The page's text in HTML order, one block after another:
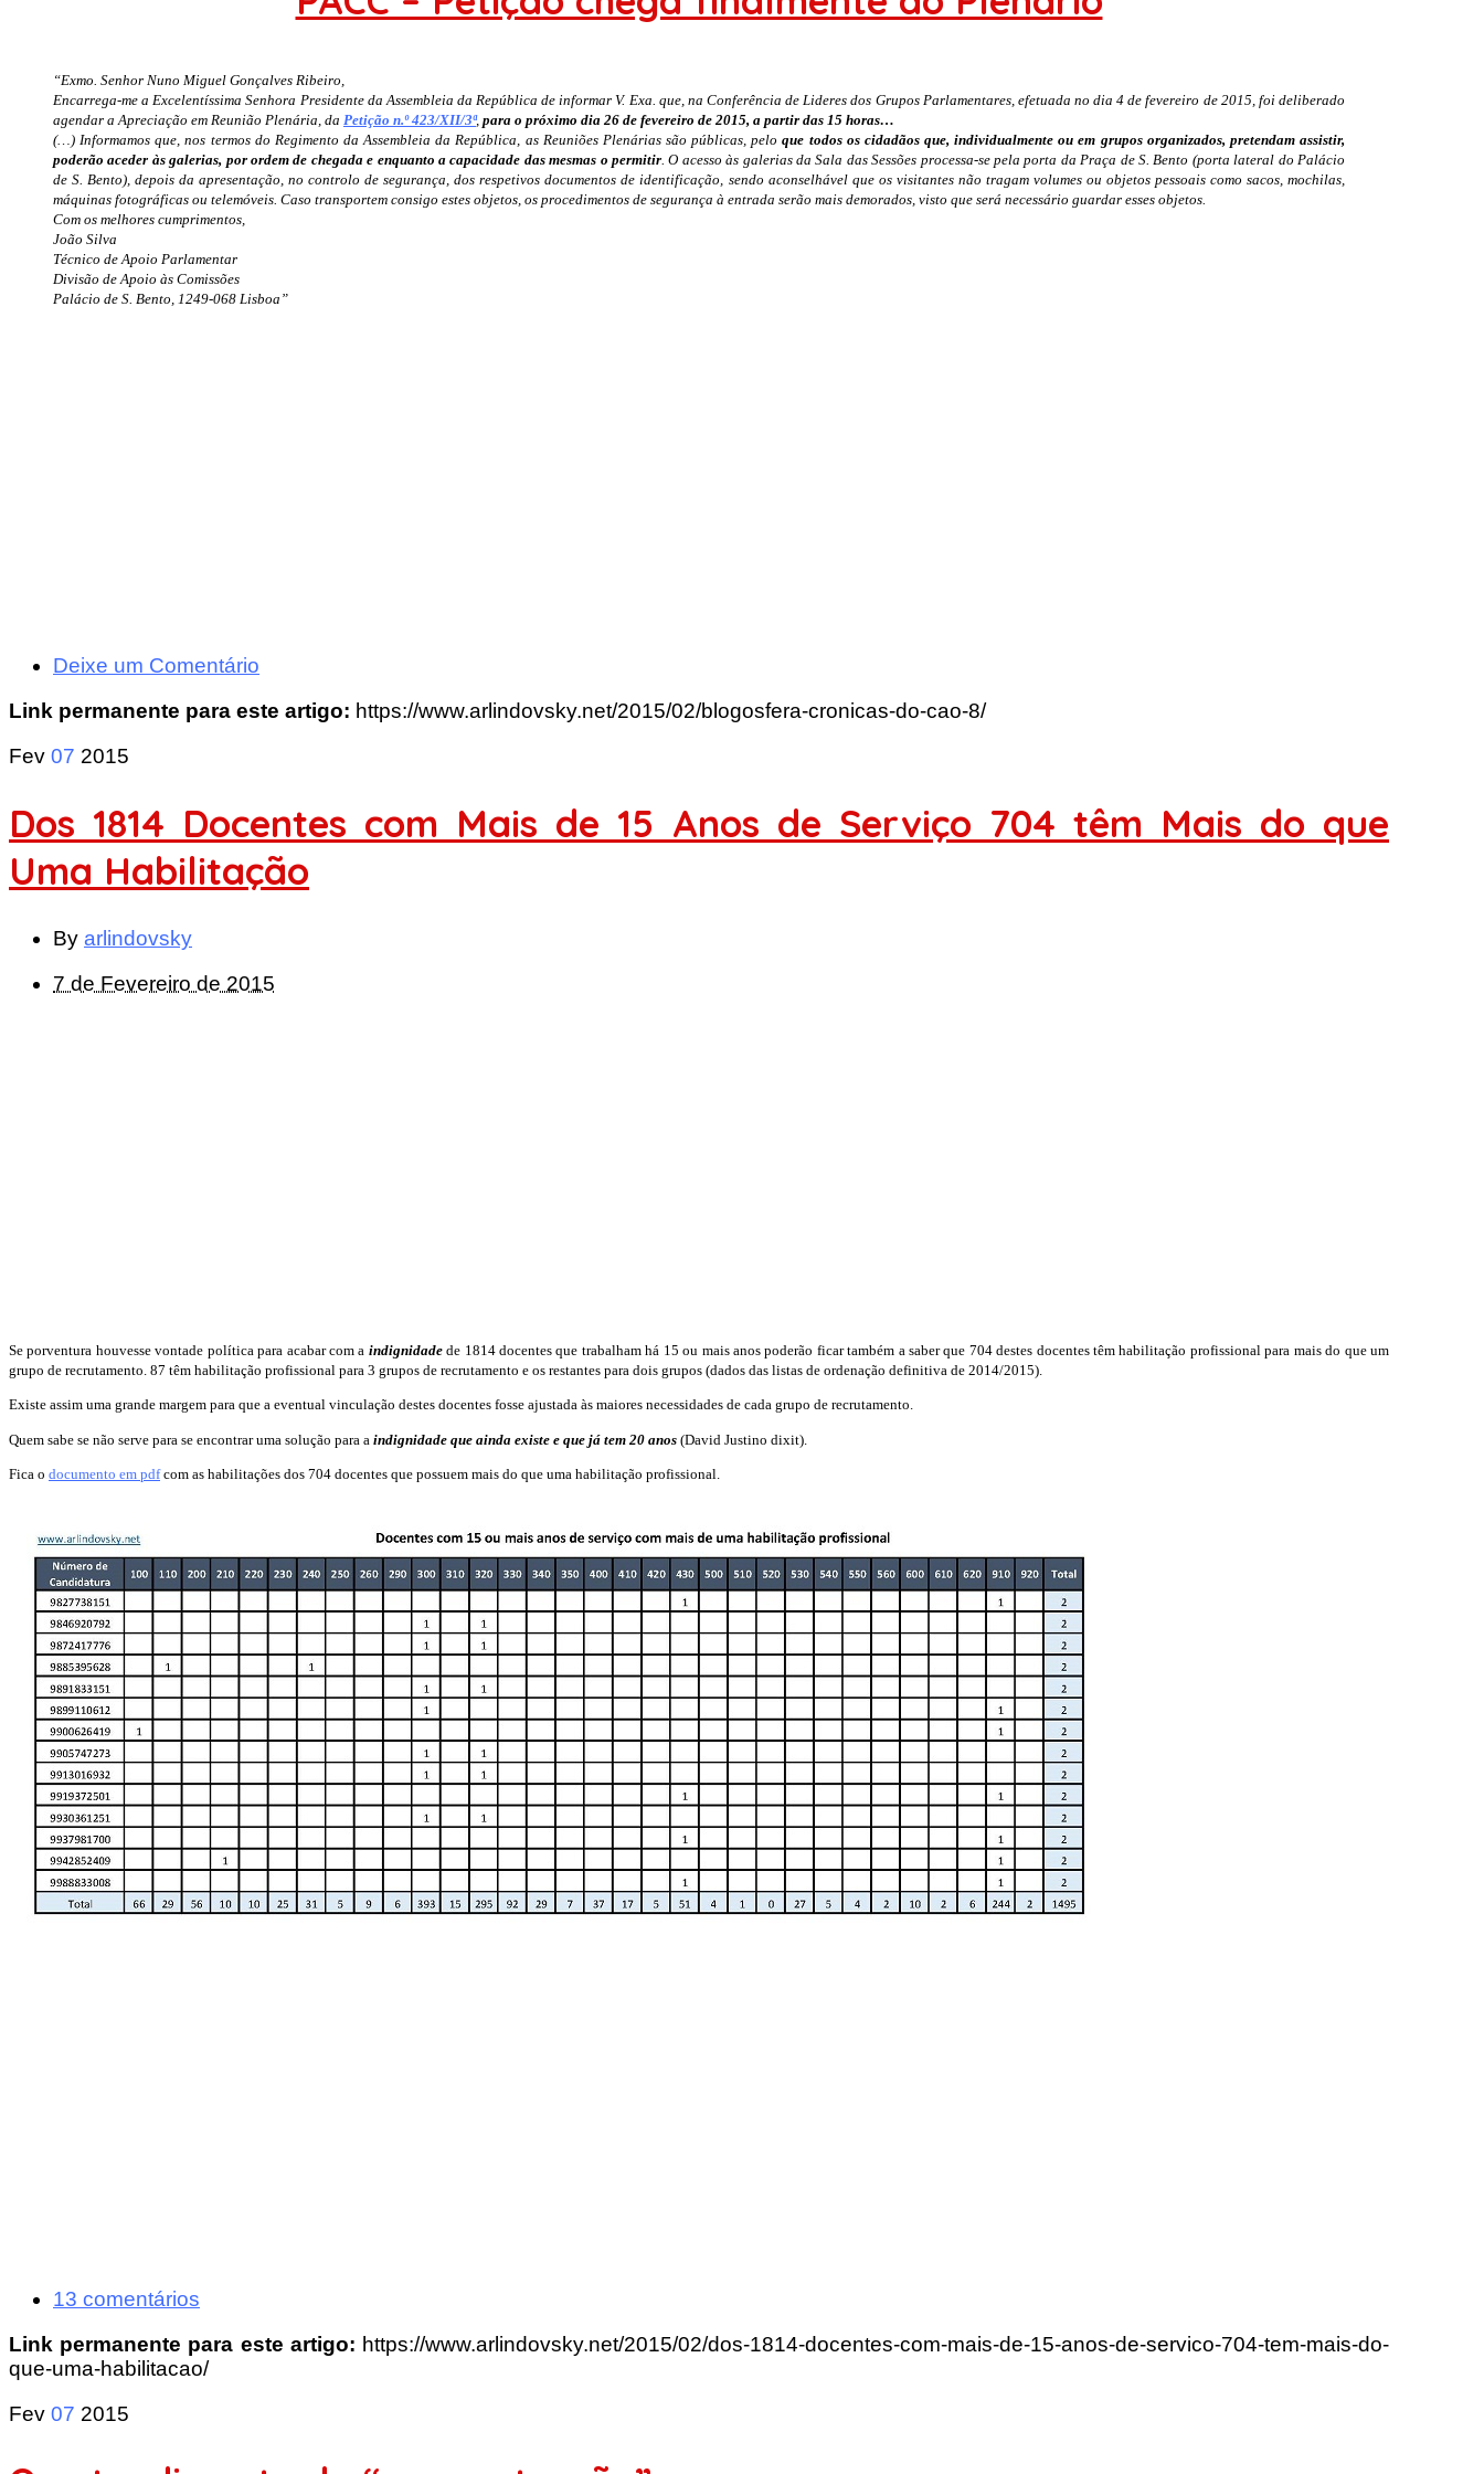
“Exmo. Senhor Nuno Miguel Gonçalves Ribeiro,
Encarrega-me a Excelentíssima Senhora Presidente da Assembleia da República de informar V. Exa. que, na Conferência de Lideres dos Grupos Parlamentares, efetuada no dia 4 de fevereiro de 2015, foi deliberado
agendar a Apreciação em Reunião Plenária, da Petição n.º 423/XII/3ª, para o próximo dia 26 de fevereiro de 2015, a partir das 15 horas…
(…) Informamos que, nos termos do Regimento da Assembleia da República, as Reuniões Plenárias são públicas, peloque todos os cidadãos que, individualmente ou em grupos organizados, pretendam assistir,
poderão aceder às galerias, por ordem de chegada e enquanto a capacidade das mesmas o permitir . O acesso às galerias da Sala das Sessões processa-se pela porta da Praça de S. Bento (porta lateral do Palácio
de S. Bento), depois da apresentação, no controlo de segurança, dos respetivos documentos de identificação, sendo aconselhável que os visitantes não tragam volumes ou objetos pessoais como sacos, mochilas,
máquinas fotográficas ou telemóveis. Caso transportem consigo estes objetos, os procedimentos de segurança à entrada serão mais demorados, visto que será necessário guardar esses objetos.
Com os melhores cumprimentos,
João Silva
Técnico de Apoio Parlamentar
Divisão de Apoio às Comissões
Palácio de S. Bento, 1249-068 Lisboa”
Deixe um Comentário
Link permanente para este artigo: https://www.arlindovsky.net/2015/02/blogosfera-cronicas-do-cao-8/
Fev 07 2015
Dos 1814 Docentes com Mais de 15 Anos de Serviço 704 têm Mais do que
Uma Habilitação
By arlindovsky
7 de Fevereiro de 2015
Se porventura houvesse vontade política para acabar com a indignidadede 1814 docentes que trabalham há 15 ou mais anos poderão ficar também a saber que 704 destes docentes têm habilitação profissional para mais do que um
grupo de recrutamento. 87 têm habilitação profissional para 3 grupos de recrutamento e os restantes para dois grupos (dados das listas de ordenação definitiva de 2014/2015).
Existe assim uma grande margem para que a eventual vinculação destes docentes fosse ajustada às maiores necessidades de cada grupo de recrutamento.
Quem sabe se não serve para se encontrar uma solução para a indignidade que ainda existe e que já tem 20 anos (David Justino dixit).
Fica o documento em pdfcom as habilitações dos 704 docentes que possuem mais do que uma habilitação profissional.
13 comentários
Link permanente para este artigo: https://www.arlindovsky.net/2015/02/dos-1814-docentes-com-mais-de-15-anos-de-servico-704-tem-mais-do-
que-uma-habilitacao/
Fev 07 2015